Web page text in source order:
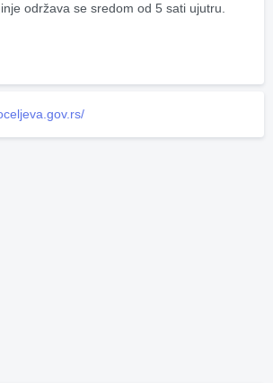
održava se sredom od 5 sati ujutru.